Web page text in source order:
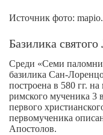
Источник фото:
Базилика
Среди «Семи
базилика Сан-
построена в 580 гг.
римского мученика 3
первого
первомученика
Апостолов.